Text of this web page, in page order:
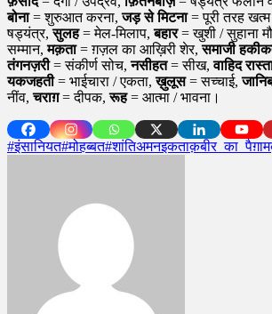
बोना= शुरुआत करना,जड़ से मिटना= पूरी तरह खत्म
षड्यंत्र,सुलह= मेल-मिलाप,बहार= खुशी / सुहाना
सम्मान,मक़ता= ग़ज़ल का आख़िरी शेर,समाजी
तंगनज़री= संकीर्ण सोच,नसीहत= सीख,वाहिद
यकजहती= भाईचारा / एकता,ख़ुलूस= सच्चाई,
नींव,चराग़= दीपक,रूह= आत्मा / भावना।
#इंसानियत#मोहब्बत#शांतिअमनइकताक़बीर_का_पैग़ाम